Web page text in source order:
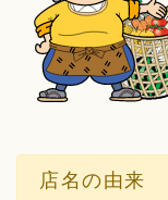
店名の由来